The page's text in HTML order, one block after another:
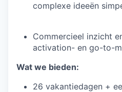
complexe ideeën
Commercieel inzicht
activation- en go-to-
Wat we bieden:
26 vakantiedagen +